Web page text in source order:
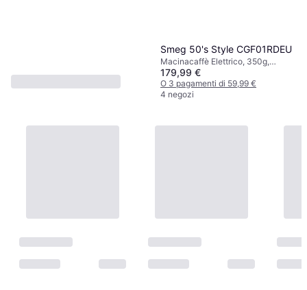
Smeg 50's Style CGF01RDEU
Macinacaffè Elettrico, 350g,
Funzione di sicurezza, Macinatura
regolabile, Espresso
179,99 €
O 3 pagamenti di 59,99 €
4 negozi